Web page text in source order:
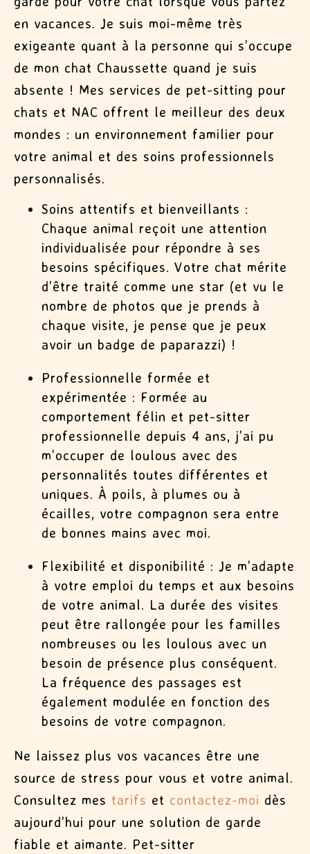
en vacances. Je suis moi-même très
exigeante quant à la personne qui s’occupe
de mon chat Chaussette quand je suis
absente ! Mes services de pet-sitting pour
chats et NAC offrent le meilleur des deux
mondes : un environnement familier pour
votre animal et des soins professionnels
personnalisés.
Soins attentifs et bienveillants :
Chaque animal reçoit une attention
individualisée pour répondre à ses
besoins spécifiques. Votre chat mérite
d’être traité comme une star (et vu le
nombre de photos que je prends à
chaque visite, je pense que je peux
avoir un badge de paparazzi) !
Professionnelle formée et
expérimentée : Formée au
comportement félin et pet-sitter
professionnelle depuis 4 ans, j’ai pu
m’occuper de loulous avec des
personnalités toutes différentes et
uniques. À poils, à plumes ou à
écailles, votre compagnon sera entre
de bonnes mains avec moi.
Flexibilité et disponibilité : Je m’adapte
à votre emploi du temps et aux besoins
de votre animal. La durée des visites
peut être rallongée pour les familles
nombreuses ou les loulous avec un
besoin de présence plus conséquent.
La fréquence des passages est
également modulée en fonction des
besoins de votre compagnon.
Ne laissez plus vos vacances être une
source de stress pour vous et votre animal.
Consultez mes tarifs et contactez-moi dès
aujourd’hui pour une solution de garde
fiable et aimante. Pet-sitter